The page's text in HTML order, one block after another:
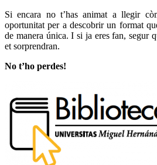
Si encara no t’has animat a llegir
oportunitat per a descobrir un format
de manera única. I si ja eres fan, segur
et sorprendran.
No t’ho perdes!